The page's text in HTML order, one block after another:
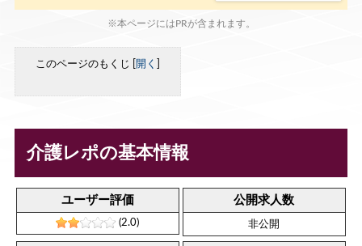
※本ページにはPRが含まれます。
このページのもくじ 開く
介護レポの基本情報
ユーザー評価
(2.0)
公開求人数
非公開